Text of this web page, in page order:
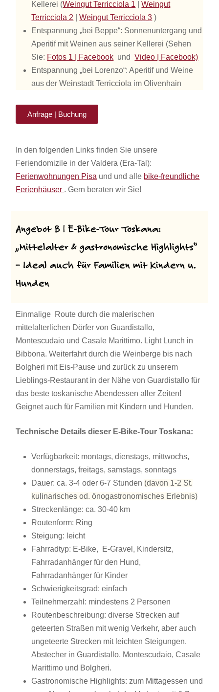
Kellerei (Weingut Terricciola 1 |Weingut
Terricciola 2 |Weingut Terricciola 3 )
Entspannung „bei Beppe“: Sonnenuntergang und
Aperitif mit Weinen aus seiner Kellerei (Sehen
Sie: Fotos 1 | Facebook undVideo | Facebook)
Entspannung „bei Lorenzo“: Aperitif und Weine
aus der Weinstadt Terricciola im Olivenhain
Anfrage | Buchung
In den folgenden Links finden Sie unsere
Feriendomizile in der Valdera (Era-Tal):
Ferienwohnungen Pisa und und alle bike-freundliche
Ferienhäuser . Gern beraten wir Sie!
Angebot B | E-Bike-Tour Toskana:
„Mittelalter & gastronomische Highlights“
– Ideal auch für Familien mit Kindern u.
Hunden
Einmalige Route durch die malerischen
mittelalterlichen Dörfer von Guardistallo,
Montescudaio und Casale Marittimo. Light Lunch in
Bibbona. Weiterfahrt durch die Weinberge bis nach
Bolgheri mit Eis-Pause und zurück zu unserem
Lieblings-Restaurant in der Nähe von Guardistallo für
das beste toskanische Abendessen aller Zeiten!
Geignet auch für Familien mit Kindern und Hunden.
Technische Details dieser E-Bike-Tour Toskana:
Verfügbarkeit: montags, dienstags, mittwochs,
donnerstags, freitags, samstags, sonntags
Dauer: ca. 3-4 oder 6-7 Stunden (davon 1-2 St.
kulinarisches od. önogastronomisches Erlebnis)
Streckenlänge: ca. 30-40 km
Routenform: Ring
Steigung: leicht
Fahrradtyp: E-Bike, E-Gravel, Kindersitz,
Fahrradanhänger für den Hund,
Fahrradanhänger für Kinder
Schwierigkeitsgrad: einfach
Teilnehmerzahl: mindestens 2 Personen
Routenbeschreibung: diverse Strecken auf
geteerten Straßen mit wenig Verkehr, aber auch
ungeteerte Strecken mit leichten Steigungen.
Abstecher in Guardistallo, Montescudaio, Casale
Marittimo und Bolgheri.
Gastronomische Highlights: zum Mittagessen und